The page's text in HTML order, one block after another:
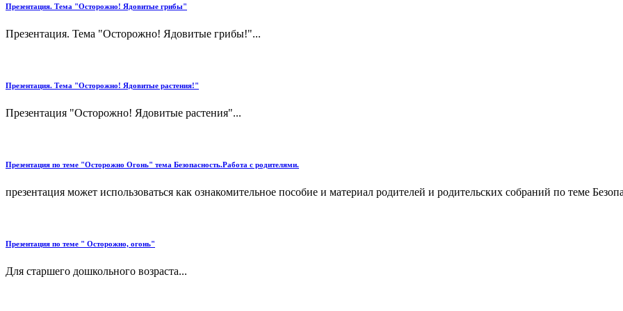
Презентация. Тема "Осторожно! Ядовитые грибы"
Презентация. Тема "Осторожно! Ядовитые грибы!"...
Презентация. Тема "Осторожно! Ядовитые растения!"
Презентация "Осторожно! Ядовитые растения"...
Презентация по теме "Осторожно Огонь" тема Безопасность.Работа с родителями.
презентация может использоваться как ознакомительное пособие и материал родителей и родительских собраний по теме
Презентация по теме " Осторожно, огонь"
Для старшего дошкольного возраста...